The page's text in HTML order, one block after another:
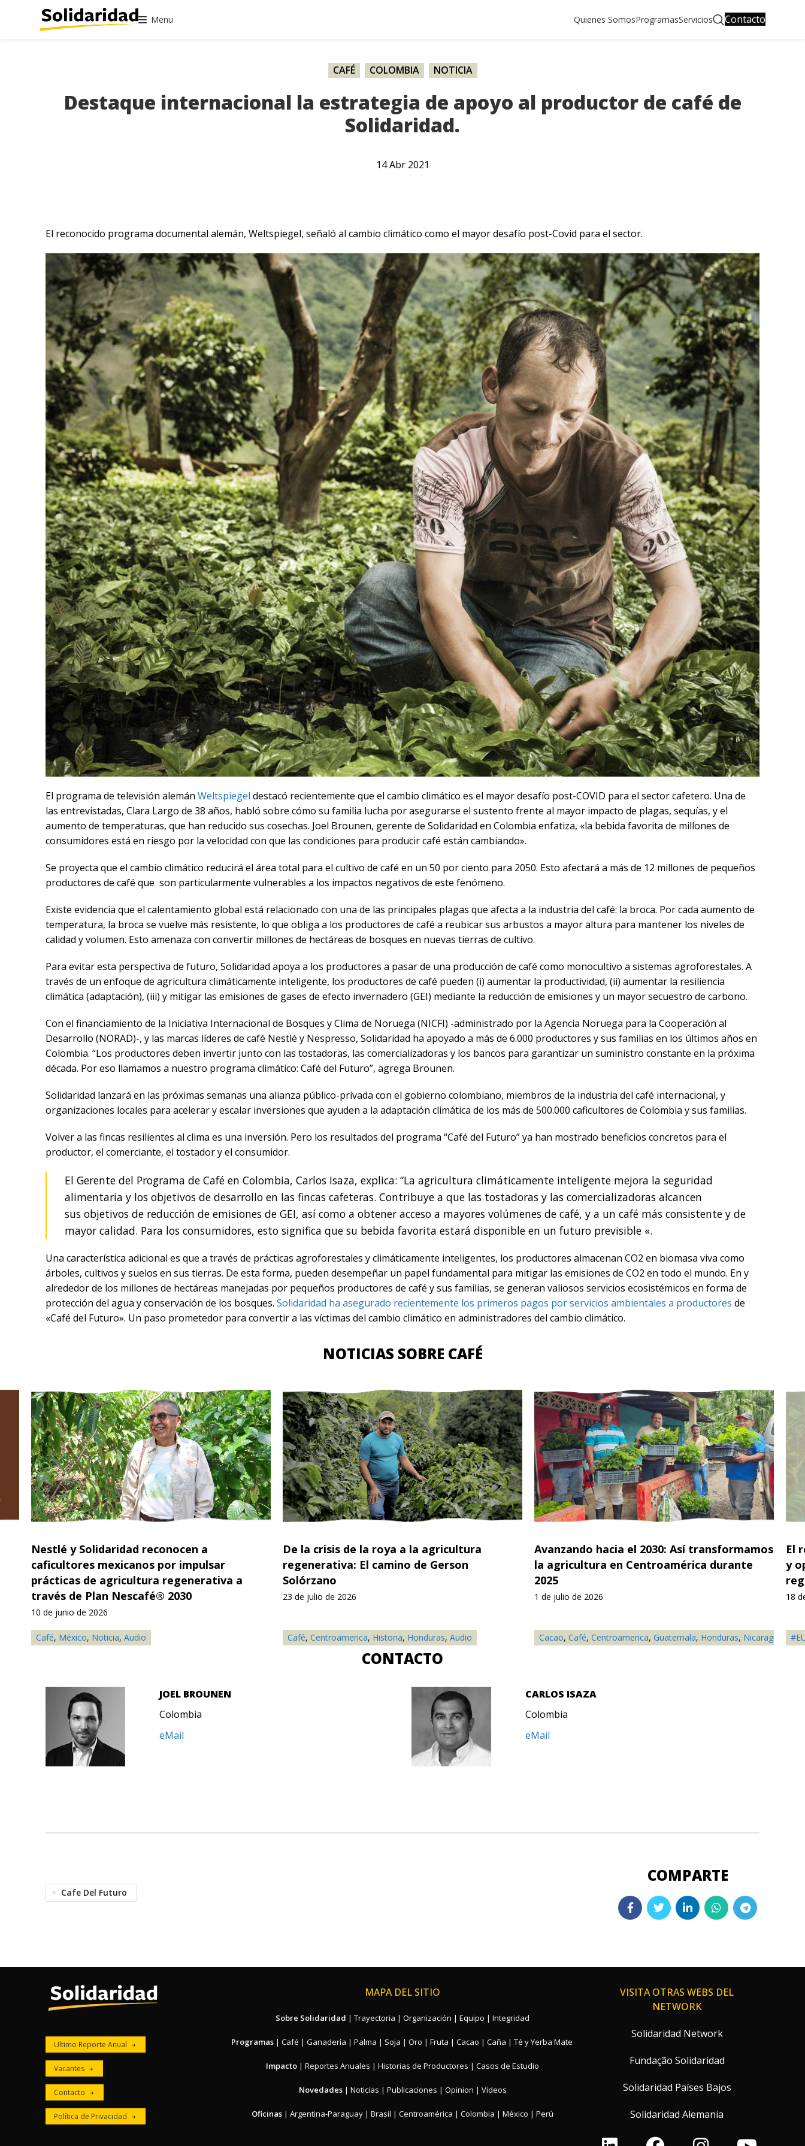
Menu Quienes SomosProgramasServicios Contacto
CAFÉ COLOMBIA NOTICIA
Destaque internacional la estrategia de apoyo al productor de café de
Solidaridad.
14Abr 2021
El reconocido programa documental alemán, Weltspiegel, señaló al cambio climático como el mayor desafío post-Covid para el sector.
El programa de televisión alemán Weltspiegel destacó recientemente que el cambio climático es el mayor desafío post-COVID para el sector cafetero. Una de
las entrevistadas, Clara Largo de 38 años, habló sobre cómo su familia lucha por asegurarse el sustento frente al mayor impacto de plagas, sequías, y el
aumento de temperaturas, que han reducido sus cosechas. Joel Brounen, gerente de Solidaridad en Colombia enfatiza, «la bebida favorita de millones de
consumidores está en riesgo por la velocidad con que las condiciones para producir café están cambiando».
Se proyecta que el cambio climático reducirá el área total para el cultivo de café en un 50 por ciento para 2050. Esto afectará a más de 12 millones de pequeños
productores de café que son particularmente vulnerables a los impactos negativos de este fenómeno.
Existe evidencia que el calentamiento global está relacionado con una de las principales plagas que afecta a la industria del café: la broca. Por cada aumento de
temperatura, la broca se vuelve más resistente, lo que obliga a los productores de café a reubicar sus arbustos a mayor altura para mantener los niveles de
calidad y volumen. Esto amenaza con convertir millones de hectáreas de bosques en nuevas tierras de cultivo.
Para evitar esta perspectiva de futuro, Solidaridad apoya a los productores a pasar de una producción de café como monocultivo a sistemas agroforestales. A
través de un enfoque de agricultura climáticamente inteligente, los productores de café pueden (i) aumentar la productividad, (ii) aumentar la resiliencia
climática (adaptación), (iii) y mitigar las emisiones de gases de efecto invernadero (GEI) mediante la reducción de emisiones y un mayor secuestro de carbono.
Con el financiamiento de la Iniciativa Internacional de Bosques y Clima de Noruega (NICFI) -administrado por la Agencia Noruega para la Cooperación al
Desarrollo (NORAD)-, y las marcas líderes de café Nestlé y Nespresso, Solidaridad ha apoyado a más de 6.000 productores y sus familias en los últimos años en
Colombia. “Los productores deben invertir junto con las tostadoras, las comercializadoras y los bancos para garantizar un suministro constante en la próxima
década. Por eso llamamos a nuestro programa climático: Café del Futuro”, agrega Brounen.
Solidaridad lanzará en las próximas semanas una alianza público-privada con el gobierno colombiano, miembros de la industria del café internacional, y
organizaciones locales para acelerar y escalar inversiones que ayuden a la adaptación climática de los más de 500.000 caficultores de Colombia y sus familias.
Volver a las fincas resilientes al clima es una inversión. Pero los resultados del programa “Café del Futuro” ya han mostrado beneficios concretos para el
productor, el comerciante, el tostador y el consumidor.
El Gerente del Programa de Café en Colombia, Carlos Isaza, explica: “La agricultura climáticamente inteligente mejora la seguridad
alimentaria y los objetivos de desarrollo en las fincas cafeteras. Contribuye a que las tostadoras y las comercializadoras alcancen
sus objetivos de reducción de emisiones de GEI, así como a obtener acceso a mayores volúmenes de café, y a un café más consistente y de
mayor calidad. Para los consumidores, esto significa que su bebida favorita estará disponible en un futuro previsible «.
Una característica adicional es que a través de prácticas agroforestales y climáticamente inteligentes, los productores almacenan CO2 en biomasa viva como
árboles, cultivos y suelos en sus tierras. De esta forma, pueden desempeñar un papel fundamental para mitigar las emisiones de CO2 en todo el mundo. En y
alrededor de los millones de hectáreas manejadas por pequeños productores de café y sus familias, se generan valiosos servicios ecosistémicos en forma de
protección del agua y conservación de los bosques. Solidaridad ha asegurado recientemente los primeros pagos por servicios ambientales a productores de
«Café del Futuro». Un paso prometedor para convertir a las víctimas del cambio climático en administradores del cambio climático.
NOTICIAS SOBRE CAFÉ
Café, Centroamerica, Historia, Honduras, Audio
De la crisis de la roya a la agricultura
regenerativa: El camino de Gerson
Solórzano
23 de julio de 2026
Cacao, Café, Centroamerica, Guatemala, Honduras, Nicaragua
Avanzando hacia el 2030: Así transformamos
la agricultura en Centroamérica durante
2025
1 de julio de 2026
El
y
18
Café, México, Noticia, Audio
Nestlé y Solidaridad reconocen a
caficultores mexicanos por impulsar
prácticas de agricultura regenerativa a
través de Plan Nescafé® 2030
10 de junio de 2026
CONTACTO
JOEL BROUNEN
Colombia
eMail
CARLOS ISAZA
Colombia
eMail
Cafe Del Futuro
Ultimo Reporte Anual
Vacantes
Contacto
Política de Privacidad
MAPA DEL SITIO
Sobre Solidaridad | Trayectoria | Organización | Equipo | Integridad
Programas | Café | Ganadería | Palma | Soja | Oro | Fruta | Cacao | Caña | Té y Yerba Mate
Impacto | Reportes Anuales | Historias de Productores | Casos de Estudio
Novedades| Noticias | Publicaciones | Opinion | Videos
Oficinas | Argentina-Paraguay | Brasil | Centroamérica | Colombia | México | Perú
VISITA OTRAS WEBS DEL
NETWORK
Solidaridad Network
Fundação Solidaridad
Solidaridad Países Bajos
Solidaridad Alemania